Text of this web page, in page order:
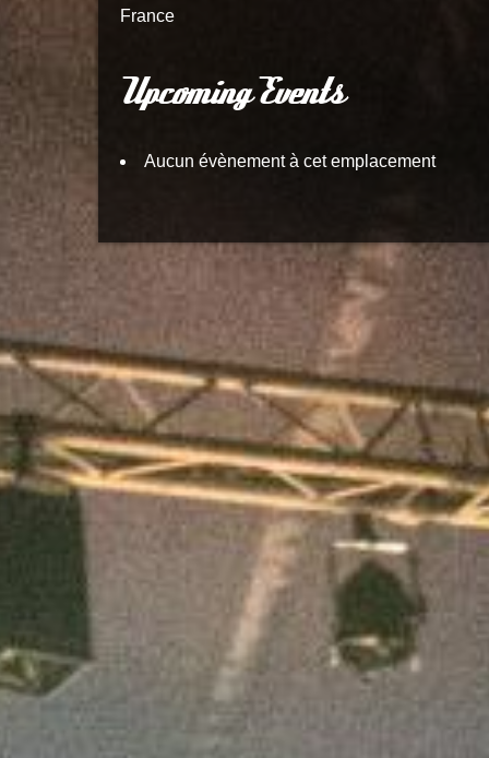
France
Upcoming Events
Aucun évènement à cet emplacement